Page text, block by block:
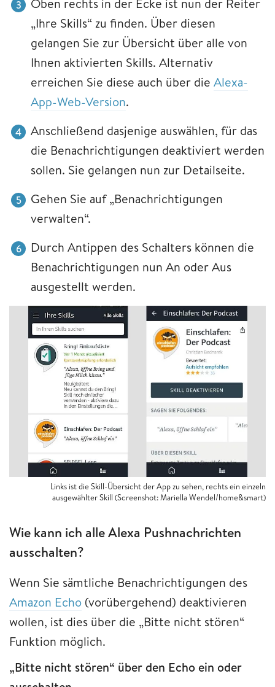
Oben rechts in der Ecke ist nun der Reiter
„Ihre Skills“ zu finden. Über diesen
gelangen Sie zur Übersicht über alle von
Ihnen aktivierten Skills. Alternativ
erreichen Sie diese auch über die Alexa-
App-Web-Version.
Anschließend dasjenige auswählen, für das
die Benachrichtigungen deaktiviert werden
sollen. Sie gelangen nun zur Detailseite.
Gehen Sie auf „Benachrichtigungen
verwalten“.
Durch Antippen des Schalters können die
Benachrichtigungen nun An oder Aus
ausgestellt werden.
Links ist die Skill-Übersicht der App zu sehen, rechts ein einzeln
ausgewählter Skill (Screenshot: Mariella Wendel/home&smart)
Wie kann ich alle Alexa Pushnachrichten
ausschalten?
Wenn Sie sämtliche Benachrichtigungen des
Amazon Echo (vorübergehend) deaktivieren
wollen, ist dies über die „Bitte nicht stören“
Funktion möglich.
„Bitte nicht stören“ über den Echo ein oder